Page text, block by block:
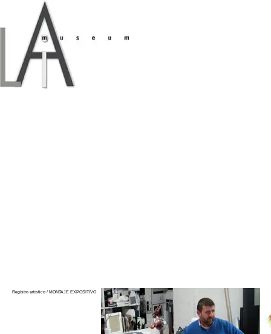
Registro artístico / MONTAJE EXPOSITIVO